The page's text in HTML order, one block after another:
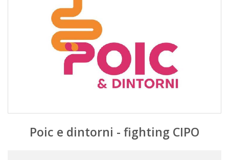
Poic e dintorni - fighting CIPO